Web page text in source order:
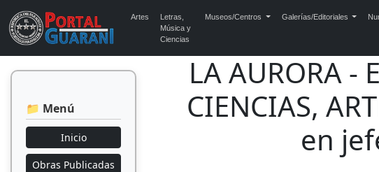
Artes
Letras,
Música y
Ciencias
Museos/Centros Galerías/Editoriales
📁 Menú
Inicio
Obras Publicadas
LA AURORA -
CIENCIAS,
en